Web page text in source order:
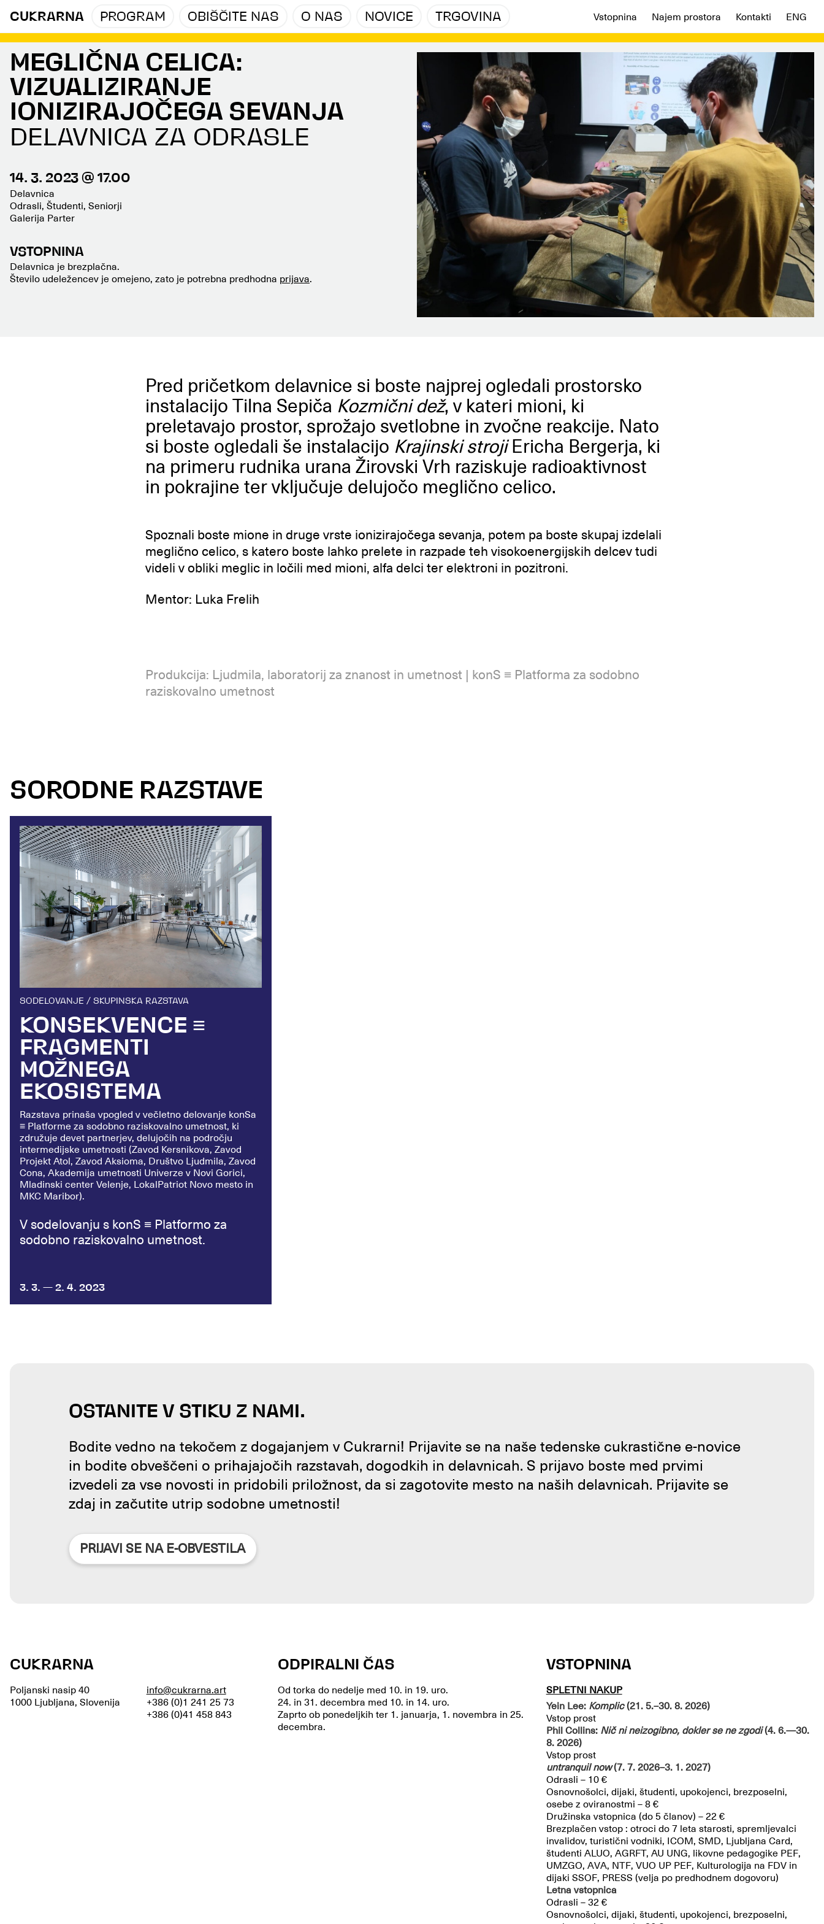
CUKRARNA PROGRAM OBIŠČITE NAS O NAS NOVICE TRGOVINA Vstopnina Najem prostora Kontakti ENG
MEGLIČNA CELICA:
VIZUALIZIRANJE
IONIZIRAJOČEGA SEVANJA
DELAVNICA ZA ODRASLE
14. 3. 2023 @ 17.00
Delavnica
Odrasli, Študenti, Seniorji
Galerija Parter
VSTOPNINA
Delavnica je brezplačna.
Število udeležencev je omejeno, zato je potrebna predhodna prijava.
Pred pričetkom delavnice si boste najprej ogledali prostorsko
instalacijo Tilna Sepiča Kozmični dež, v kateri mioni, ki
preletavajo prostor, sprožajo svetlobne in zvočne reakcije. Nato
si boste ogledali še instalacijo Krajinski strojiEricha Bergerja, ki
na primeru rudnika urana Žirovski Vrh raziskuje radioaktivnost
in pokrajine ter vključuje delujočo meglično celico.
Spoznali boste mione in druge vrste ionizirajočega sevanja, potem pa boste skupaj izdelali
meglično celico, s katero boste lahko prelete in razpade teh visokoenergijskih delcev tudi
videli v obliki meglic in ločili med mioni, alfa delci ter elektroni in pozitroni.
Mentor: Luka Frelih
Produkcija: Ljudmila, laboratorij za znanost in umetnost | konS ≡ Platforma za sodobno
raziskovalno umetnost
SORODNE RAZSTAVE
SODELOVANJE / SKUPINSKA RAZSTAVA
KONSEKVENCE ≡
FRAGMENTI
MOŽNEGA
EKOSISTEMA
Razstava prinaša vpogled v večletno delovanje konSa
≡ Platforme za sodobno raziskovalno umetnost, ki
združuje devet partnerjev, delujočih na področju
intermedijske umetnosti (Zavod Kersnikova, Zavod
Projekt Atol, Zavod Aksioma, Društvo Ljudmila, Zavod
Cona, Akademija umetnosti Univerze v Novi Gorici,
Mladinski center Velenje, LokalPatriot Novo mesto in
MKC Maribor).
V sodelovanju s konS ≡ Platformo za
sodobno raziskovalno umetnost.
3. 3. — 2. 4. 2023
OSTANITE V STIKU Z NAMI.
Bodite vedno na tekočem z dogajanjem v Cukrarni! Prijavite se na naše tedenske cukrastične e-novice
in bodite obveščeni o prihajajočih razstavah, dogodkih in delavnicah. S prijavo boste med prvimi
izvedeli za vse novosti in pridobili priložnost, da si zagotovite mesto na naših delavnicah. Prijavite se
zdaj in začutite utrip sodobne umetnosti!
PRIJAVI SE NA E-OBVESTILA
CUKRARNA
Poljanski nasip 40
1000 Ljubljana, Slovenija
info@cukrarna.art
+386 (0)1 241 25 73
+386 (0)41 458 843
ODPIRALNI ČAS
Od torka do nedelje med 10. in 19. uro.
24. in 31. decembra med 10. in 14. uro.
Zaprto ob ponedeljkih ter 1. januarja, 1. novembra in 25.
decembra.
VSTOPNINA
SPLETNI NAKUP
Yein Lee: Komplic(21. 5.–30. 8. 2026)
Vstop prost
Phil Collins:Nič ni neizogibno, dokler se ne zgodi(4. 6.—30.
8. 2026)
Vstop prost
untranquil now(7. 7. 2026–3. 1. 2027)
Odrasli – 10 €
Osnovnošolci, dijaki, študenti, upokojenci, brezposelni,
osebe z oviranostmi – 8 €
Družinska vstopnica (do 5 članov) – 22 €
Brezplačen vstop : otroci do 7 leta starosti, spremljevalci
invalidov, turistični vodniki, ICOM, SMD, Ljubljana Card,
študenti ALUO, AGRFT, AU UNG, likovne pedagogike PEF,
UMZGO, AVA, NTF, VUO UP PEF, Kulturologija na FDV in
dijaki SSOF, PRESS (velja po predhodnem dogovoru)
Letna vstopnica
Odrasli – 32 €
Osnovnošolci, dijaki, študenti, upokojenci, brezposelni,